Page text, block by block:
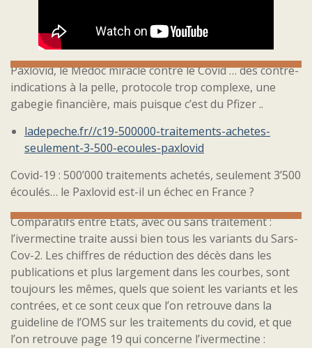
Paxlovid, le Médoc miracle contre le Covid … des contre-
indications à la pelle, protocole trop complexe, une
gabegie financière, mais puisque c’est du Pfizer ..
ladepeche.fr//c19-500000-traitements-achetes-
seulement-3-500-ecoules-paxlovid
Covid-19 : 500’000 traitements achetés, seulement 3’500
écoulés… le Paxlovid est-il un échec en France ?
Comparatifs entre États, avec ou sans traitement :
l’ivermectine traite aussi bien tous les variants du Sars-
Cov-2. Les chiffres de réduction des décès dans les
publications et plus largement dans les courbes, sont
toujours les mêmes, quels que soient les variants et les
contrées, et ce sont ceux que l’on retrouve dans la
guideline de l’OMS sur les traitements du covid, et que
l’on retrouve page 19 qui concerne l’ivermectine :